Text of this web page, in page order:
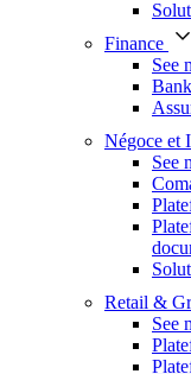
Finance
See
Négoce et
See
Retail &
See